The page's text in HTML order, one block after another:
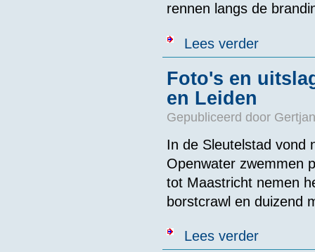
rennen langs de
Lees verderover Jolanda
Foto's en
en Leiden
Gepubliceerd door
In de Sleutelstad vond
Openwater zwemmen
tot Maastricht nemen
borstcrawl en duizend
Lees verderover Foto's